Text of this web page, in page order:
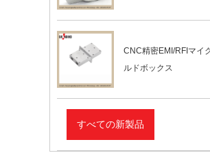
CNC精密EMI/RFIマイ
ルドボックス
すべての新製品